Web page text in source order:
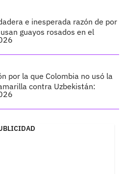
e inesperada razón de por
guayos rosados en el
por la que Colombia no usó la
contra Uzbekistán: